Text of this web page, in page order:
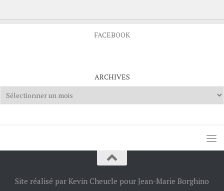
FACEBOOK
ARCHIVES
Archives
Site réalisé par Kevin Cheucle pour Jean-Marie Borghino